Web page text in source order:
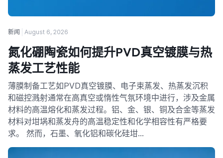
新闻 August 6, 2026
氮化硼陶瓷如何提升PVD真空镀膜与热
蒸发工艺性能
薄膜制备工艺如PVD真空镀膜、电子束蒸发、热蒸发沉积
和磁控溅射通常在高真空或惰性气氛环境中进行，涉及金属
材料的高温熔化和蒸发过程。铝、金、银、铜及合金等蒸发
材料对坩埚和蒸发舟的高温稳定性和化学相容性有严格要
求。 然而，石墨、氧化铝和碳化硅坩…